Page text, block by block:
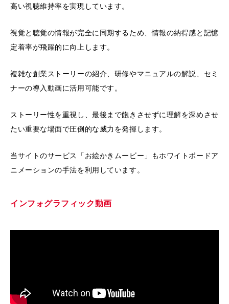
高い視聴維持率を実現しています。
視覚と聴覚の情報が完全に同期するため、情報の納得感と記憶
定着率が飛躍的に向上します。
複雑な創業ストーリーの紹介、研修やマニュアルの解説、セミ
ナーの導入動画に活用可能です。
ストーリー性を重視し、最後まで飽きさせずに理解を深めさせ
たい重要な場面で圧倒的な威力を発揮します。
当サイトのサービス「お絵かきムービー」もホワイトボードア
ニメーションの手法を利用しています。
インフォグラフィック動画